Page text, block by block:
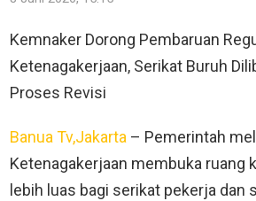
Kemnaker Dorong Pembaruan
Ketenagakerjaan, Serikat Buruh
Proses Revisi
Banua Tv,Jakarta – Pemerintah
Ketenagakerjaan membuka ruang
lebih luas bagi serikat pekerja dan